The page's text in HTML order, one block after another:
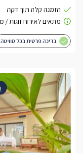
בריכה פרטית בכל סוויטה